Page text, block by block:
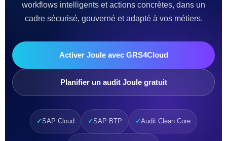
workflows intelligents et actions concrètes, dans un
cadre sécurisé, gouverné et adapté à vos métiers.
Activer Joule avec GRS4Cloud
Planifier un audit Joule gratuit
SAP Cloud SAP BTP Audit Clean Core